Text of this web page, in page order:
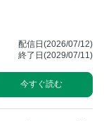
配信日(2026/07/12)
終了日(2029/07/11)
今すぐ読む